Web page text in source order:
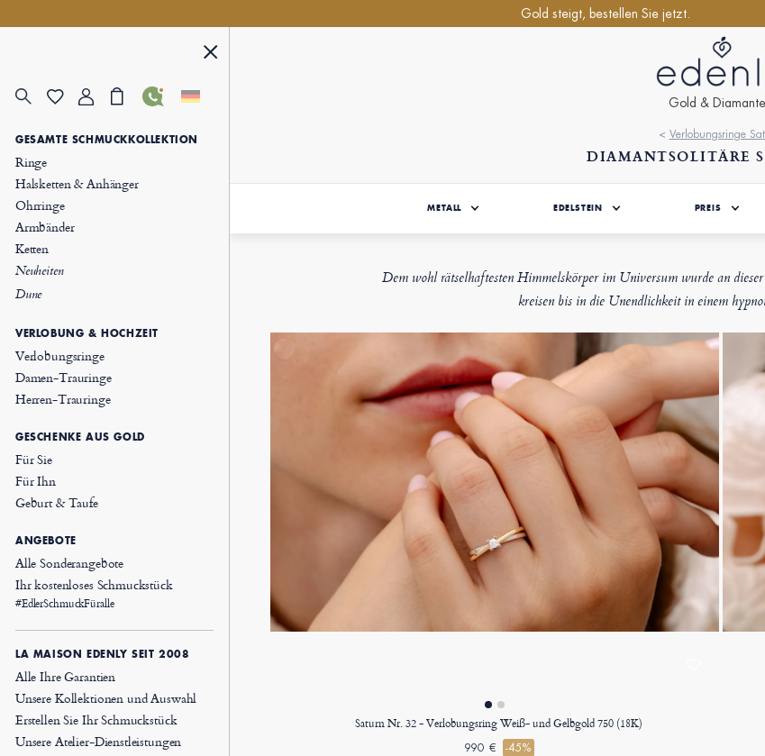
GESAMTE SCHMUCKKOLLEKTION
Ringe
Halsketten & Anhänger
Ohrringe
Armbänder
Ketten
Neuheiten
Dune
VERLOBUNG & HOCHZEIT
Verlobungsringe
Damen-Trauringe
Herren-Trauringe
GESCHENKE AUS GOLD
Für Sie
Für Ihn
Geburt & Taufe
ANGEBOTE
Alle Sonderangebote
Ihr kostenloses Schmuckstück
#EdlerSchmuckFüralle
LA MAISON EDENLY SEIT 2008
Alle Ihre Garantien
Unsere Kollektionen und Auswahl
Erstellen Sie Ihr Schmuckstück
Unsere Atelier-Dienstleistungen
Gold steigt, bestellen Sie jetzt.
Gold &
< Verlobungsringe
DIAMANTSOLITÄRE
METALL EDELSTEIN PREIS
Dem wohl rätselhaftesten Himmelskörper im Universum wurde an
kreisen bis in die Unendlichkeit in einem
Saturn Nr. 32 - Verlobungsring Weiß- und Gelbgold 750 (18K)
990 € -45%